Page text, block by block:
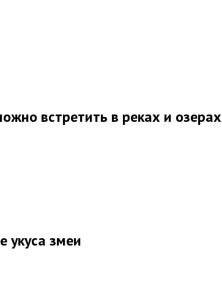
встретить в реках и озерах
укуса змеи